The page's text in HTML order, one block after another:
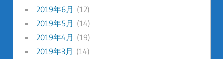
2019年6月 (12)
2019年5月 (14)
2019年4月 (19)
2019年3月 (14)